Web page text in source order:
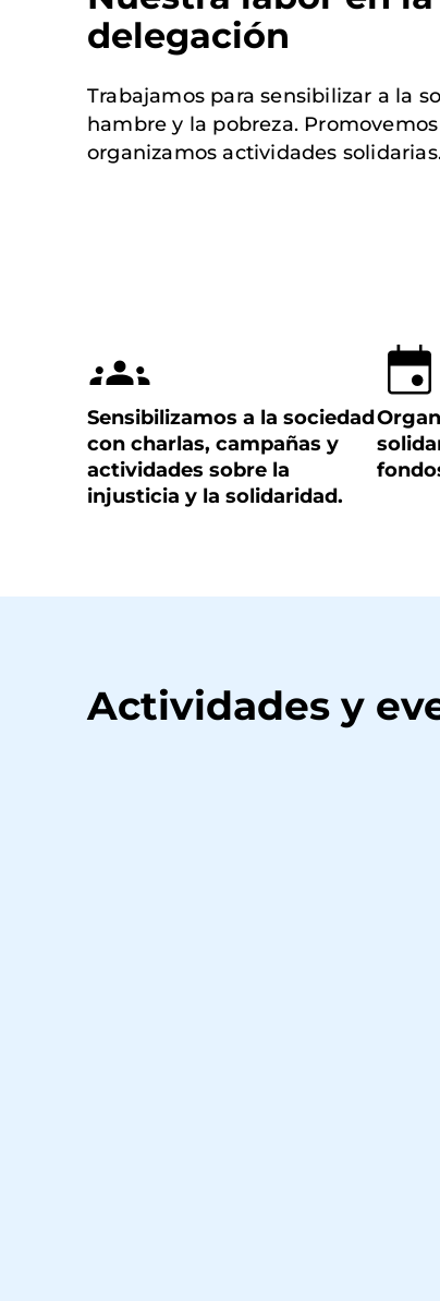
delegación
Trabajamos para sensibilizar a la
hambre y la pobreza.
organizamos actividades
Sensibilizamos a la sociedad
con charlas, campañas y
actividades sobre la
injusticia y la solidaridad.
Actividades y